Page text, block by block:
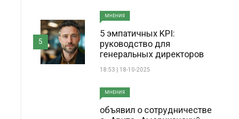
МНЕНИЯ
5 эмпатичных KPI:
руководство для
генеральных директоров
18:53 | 18-10-2025
5
МНЕНИЯ
объявил о сотрудничестве